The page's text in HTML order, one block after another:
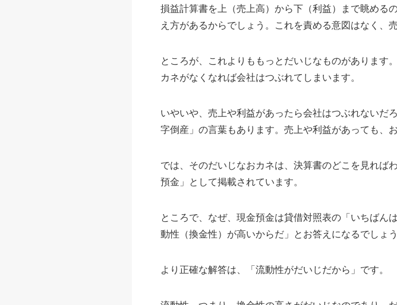
損益計算書を上（売上高）から下（利益）まで眺める
え方があるからでしょう。これを責める意図はなく、
ところが、これよりももっとだいじなものがあります
カネがなくなれば会社はつぶれてしまいます。
いやいや、売上や利益があったら会社はつぶれないだ
字倒産」の言葉もあります。売上や利益があっても、
では、そのだいじなおカネは、決算書のどこを見れば
預金」として掲載されています。
ところで、なぜ、現金預金は貸借対照表の「いちば
動性（換金性）が高いからだ」とお答えになるでしょ
より正確な解答は、「流動性がだいじだから」です。